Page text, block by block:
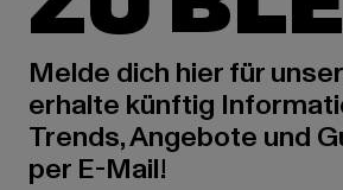
Melde dich hier für
erhalte künftig
Trends, Angebote und
per E-Mail!